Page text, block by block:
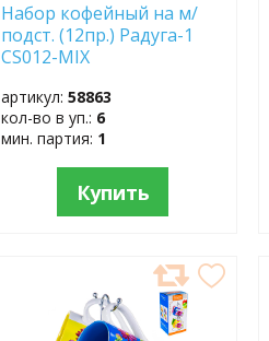
Набор кофейный на м/
подст. (12пр.) Радуга-1
CS012-MIX
артикул:58863
кол-во в уп.: 6
мин. партия: 1
Купить
ДОБАВИТЬ
ИЗБРАННОЕ